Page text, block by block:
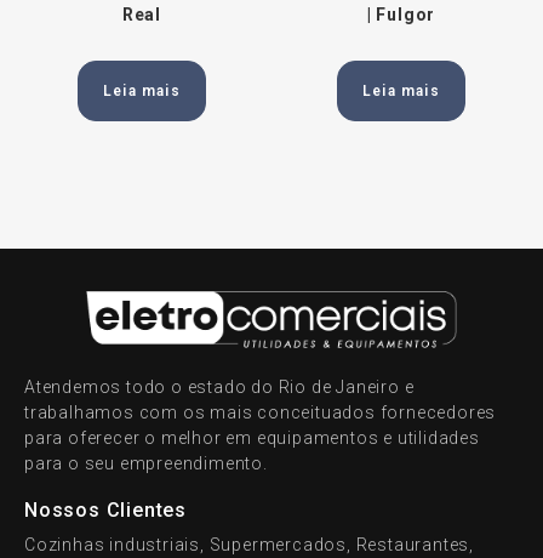
Real
Leia mais
| Fulgor
Leia mais
Atendemos todo o estado do Rio de Janeiro e
trabalhamos com os mais conceituados fornecedores
para oferecer o melhor em equipamentos e utilidades
para o seu empreendimento.
Nossos Clientes
Cozinhas industriais, Supermercados, Restaurantes,